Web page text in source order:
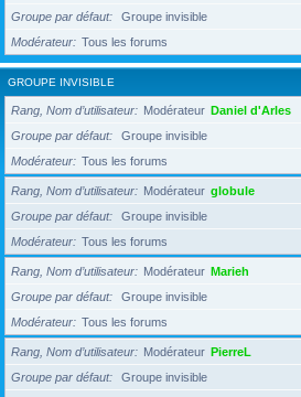
Groupe par défaut
Groupe invisible
Modérateur
Tous les forums
GROUPE INVISIBLE
Rang, Nom d’utilisateur Modérateur Daniel d'Arles
Groupe par défaut
Groupe invisible
Modérateur
Tous les forums
Rang, Nom d’utilisateur Modérateur globule
Groupe par défaut
Groupe invisible
Modérateur
Tous les forums
Rang, Nom d’utilisateur Modérateur Marieh
Groupe par défaut
Groupe invisible
Modérateur
Tous les forums
Rang, Nom d’utilisateur Modérateur PierreL
Groupe par défaut
Groupe invisible